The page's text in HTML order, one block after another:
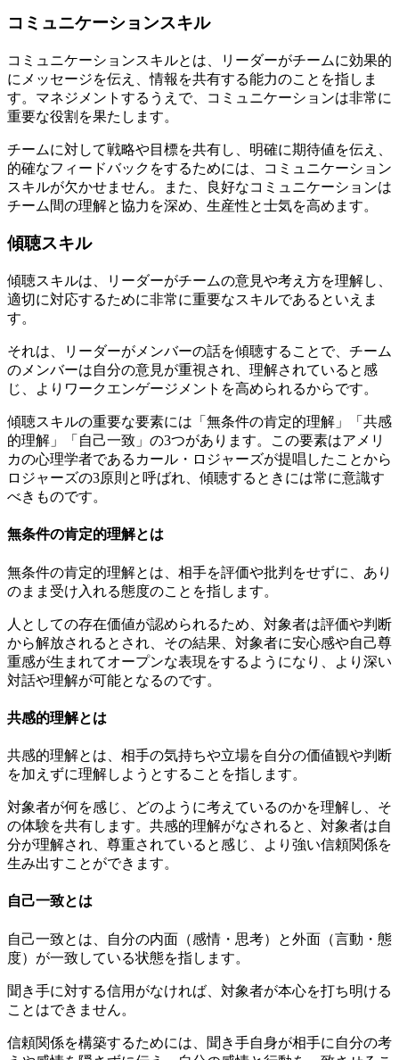
コミュニケーションスキル
コミュニケーションスキルとは、リーダーがチームに効果的
にメッセージを伝え、情報を共有する能力のことを指しま
す。マネジメントするうえで、コミュニケーションは非常に
重要な役割を果たします。
チームに対して戦略や目標を共有し、明確に期待値を伝え、
的確なフィードバックをするためには、コミュニケーション
スキルが欠かせません。また、良好なコミュニケーションは
チーム間の理解と協力を深め、生産性と士気を高めます。
傾聴スキル
傾聴スキルは、リーダーがチームの意見や考え方を理解し、
適切に対応するために非常に重要なスキルであるといえま
す。
それは、リーダーがメンバーの話を傾聴することで、チーム
のメンバーは自分の意見が重視され、理解されていると感
じ、よりワークエンゲージメントを高められるからです。
傾聴スキルの重要な要素には「無条件の肯定的理解」「共感
的理解」「自己一致」の3つがあります。この要素はアメリ
カの心理学者であるカール・ロジャーズが提唱したことから
ロジャーズの3原則と呼ばれ、傾聴するときには常に意識す
べきものです。
無条件の肯定的理解とは
無条件の肯定的理解とは、相手を評価や批判をせずに、あり
のまま受け入れる態度のことを指します。
人としての存在価値が認められるため、対象者は評価や判断
から解放されるとされ、その結果、対象者に安心感や自己尊
重感が生まれてオープンな表現をするようになり、より深い
対話や理解が可能となるのです。
共感的理解とは
共感的理解とは、相手の気持ちや立場を自分の価値観や判断
を加えずに理解しようとすることを指します。
対象者が何を感じ、どのように考えているのかを理解し、そ
の体験を共有します。共感的理解がなされると、対象者は自
分が理解され、尊重されていると感じ、より強い信頼関係を
生み出すことができます。
自己一致とは
自己一致とは、自分の内面（感情・思考）と外面（言動・態
度）が一致している状態を指します。
聞き手に対する信用がなければ、対象者が本心を打ち明ける
ことはできません。
信頼関係を構築するためには、聞き手自身が相手に自分の考